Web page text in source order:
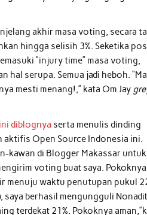
akhir masa voting, secara
hingga selisih 3%. Seketika
“injury time” masa voting,
hal serupa. Semua jadi heboh.
mesti menang!,” kata Om Jay
diblognya serta menulis dinding
aktifis Open Source Indonesia ini.
kawan di Blogger Makassar untuk
voting buat saya.
menuju waktu penutupan pukul
berhasil mengungguli
terdekat 21%. Pokoknya